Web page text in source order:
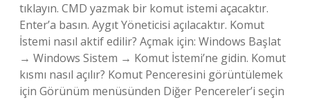
tıklayın. CMD yazmak bir komut istemi açacaktır.
Enter’a basın. Aygıt Yöneticisi açılacaktır. Komut
İstemi nasıl aktif edilir? Açmak için: Windows Başlat
→ Windows Sistem → Komut İstemi’ne gidin. Komut
kısmı nasıl açılır? Komut Penceresini görüntülemek
için Görünüm menüsünden Diğer Pencereler’i seçin